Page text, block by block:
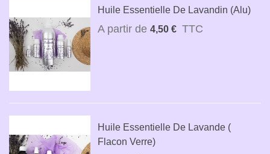
Huile Essentielle De Lavandin (alu)
A partir de4,50 € TTC
Huile Essentielle De Lavande (
Flacon Verre)